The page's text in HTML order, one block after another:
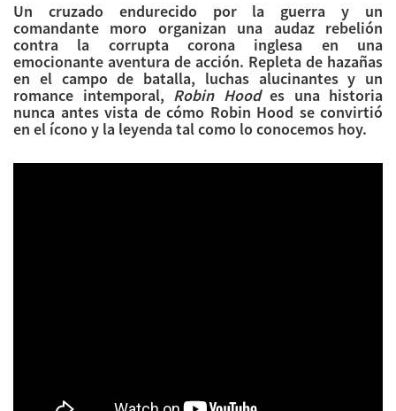
Un cruzado endurecido por la guerra y un
comandante moro organizan una audaz rebelión
contra la corrupta corona inglesa en una
emocionante aventura de acción. Repleta de hazañas
en el campo de batalla, luchas alucinantes y un
romance intemporal, Robin Hoodes una historia
nunca antes vista de cómo Robin Hood se convirtió
en el ícono y la leyenda tal como lo conocemos hoy.